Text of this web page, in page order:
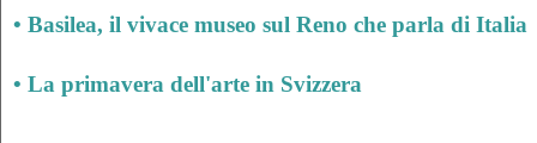
• Basilea, il vivace museo sul Reno che parla di Italia
• La primavera dell'arte in Svizzera